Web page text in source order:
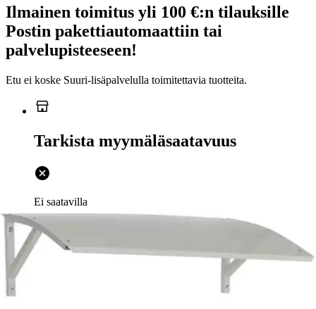
Ilmainen toimitus yli 100 €:n tilauksille
Postin pakettiautomaattiin tai
palvelupisteeseen!
Etu ei koske Suuri‑lisäpalvelulla toimitettavia tuotteita.
Tarkista myymäläsaatavuus
Ei saatavilla
Tuotekuvaus